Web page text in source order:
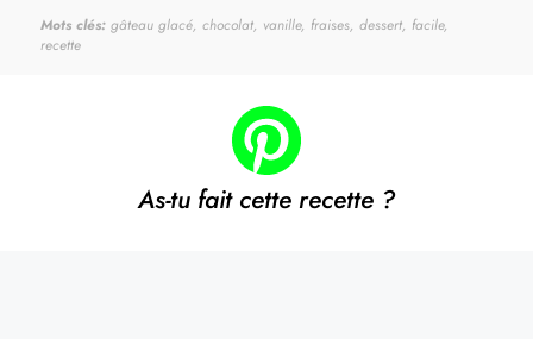
Mots clés: gâteau glacé, chocolat, vanille, fraises, dessert, facile,
recette
As-tu fait cette recette ?